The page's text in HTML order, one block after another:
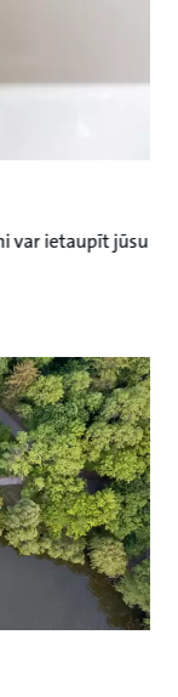
var ietaupīt jūsu